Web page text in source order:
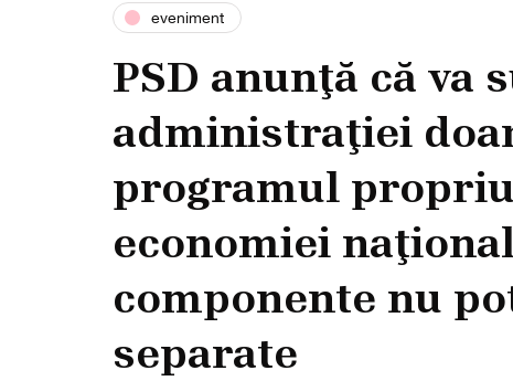
eveniment
PSD anunţă că va
administraţiei
programul
economiei
componente nu
separate